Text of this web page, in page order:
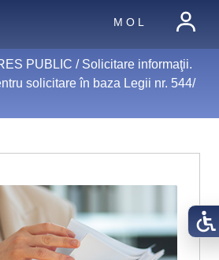
M O L
PUBLIC / Solicitare informaţii.
solicitare în baza Legii nr. 544/